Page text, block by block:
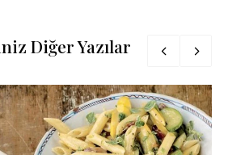
Diğer Yazılar